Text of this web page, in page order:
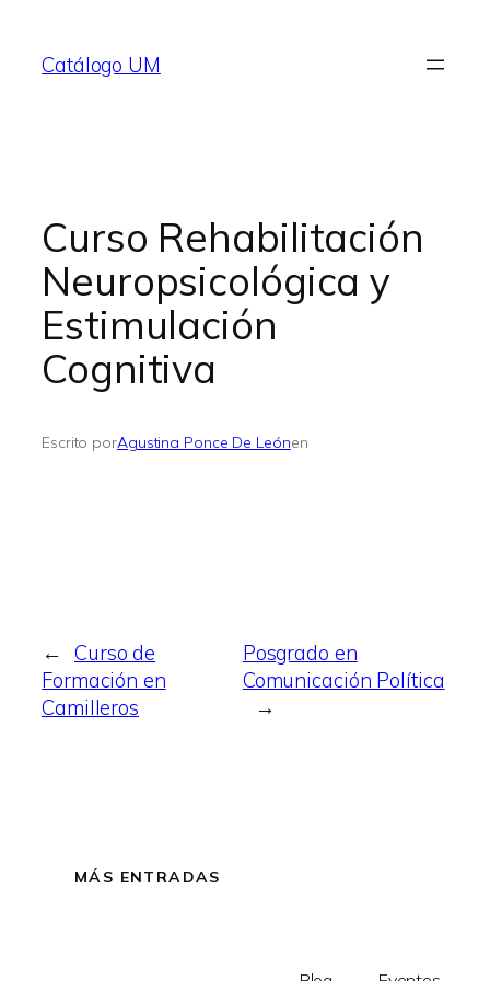
contenido
Catálogo UM
Curso Rehabilitación
Neuropsicológica y
Estimulación
Cognitiva
Escrito porAgustina Ponce De Leónen
← Curso de
Formación en
Camilleros
Posgrado en
Comunicación Política
→
MÁS ENTRADAS